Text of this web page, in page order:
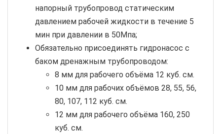
напорный трубопровод статическим
давлением рабочей жидкости в течение 5
мин при давлении в 50Мпа;
Обязательно присоединять гидронасос с
баком дренажным трубопроводом:
8 мм для рабочего объёма 12 куб. см.
10 мм для рабочих объёмов 28, 55, 56,
80, 107, 112 куб. см.
12 мм для рабочего объёма 160, 250
куб. см.